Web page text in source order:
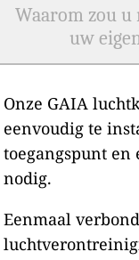
Waarom zou u
uw
Onze GAIA
eenvoudig te
toegangspunt en
nodig.
Eenmaal